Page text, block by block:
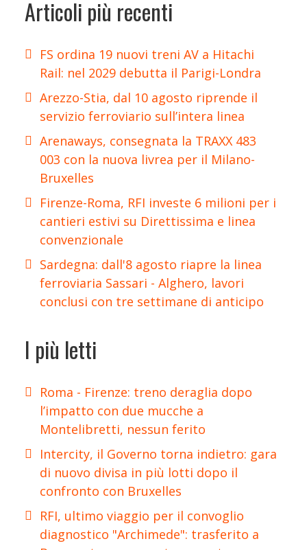
Articoli più recenti
FS ordina 19 nuovi treni AV a Hitachi
Rail: nel 2029 debutta il Parigi-Londra
Arezzo-Stia, dal 10 agosto riprende il
servizio ferroviario sull’intera linea
Arenaways, consegnata la TRAXX 483
003 con la nuova livrea per il Milano-
Bruxelles
Firenze-Roma, RFI investe 6 milioni per i
cantieri estivi su Direttissima e linea
convenzionale
Sardegna: dall'8 agosto riapre la linea
ferroviaria Sassari - Alghero, lavori
conclusi con tre settimane di anticipo
I più letti
Roma - Firenze: treno deraglia dopo
l’impatto con due mucche a
Montelibretti, nessun ferito
Intercity, il Governo torna indietro: gara
di nuovo divisa in più lotti dopo il
confronto con Bruxelles
RFI, ultimo viaggio per il convoglio
diagnostico "Archimede": trasferito a